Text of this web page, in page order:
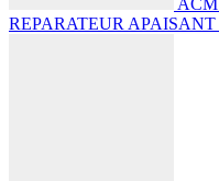
REPARATEUR